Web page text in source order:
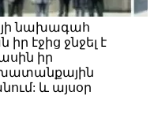
նախագահ
էջից ջնջել է
իր
և այսօր